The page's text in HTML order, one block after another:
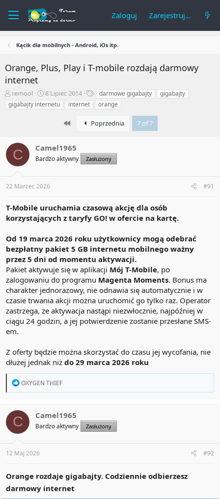
Zaloguj Zarejestruj się
Kącik dla mobilnych - Android, iOs itp.
Orange, Plus, Play i T-mobile rozdają darmowy
internet
A
u
t
e
m
a
remool
R
o
z
z
ę
t
8 Lipiec 2014
T
a
g
darmowe gigabajty
gigabajty
gigabajty internetu
internet orange
First Poprzednia 7 of 7
C Camel1965
Bardzo aktywny Zasłużony
22 Marzec 2026 #91
T-Mobile uruchamia czasową akcję dla osób
korzystających z taryfy GO! w ofercie na kartę.
Od 19 marca 2026 roku użytkownicy mogą odebrać
bezpłatny pakiet 5 GB internetu mobilnego ważny
przez 5 dni od momentu aktywacji.
Pakiet aktywuje się w aplikacji Mój T-Mobile, po
zalogowaniu do programu Magenta Moments. Bonus ma
charakter jednorazowy, nie odnawia się automatycznie i w
czasie trwania akcji można uruchomić go tylko raz. Operator
zastrzega, że aktywacja nastąpi niezwłocznie, najpóźniej w
ciągu 24 godzin, a jej potwierdzenie zostanie przesłane SMS-
em.
Z oferty będzie można skorzystać do czasu jej wycofania, nie
dłużej jednak niż do 29 marca 2026 roku
R
t
i
s
:
OXYGEN THIEF
C Camel1965
Bardzo aktywny Zasłużony
12 Maj 2026 #92
Orange rozdaje gigabajty. Codziennie odbierzesz
darmowy internet